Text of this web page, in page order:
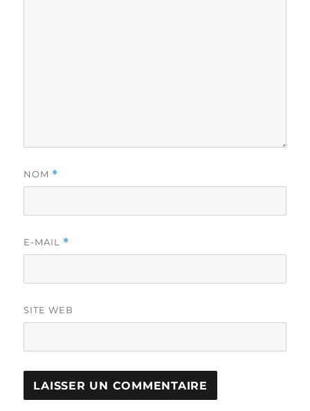
NOM *
E-MAIL *
SITE WEB